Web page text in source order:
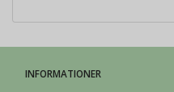
INFORMATIONER